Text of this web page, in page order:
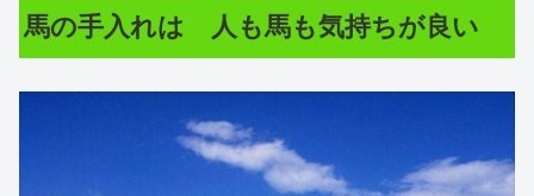
馬の手入れは 人も馬も気持ちが良い